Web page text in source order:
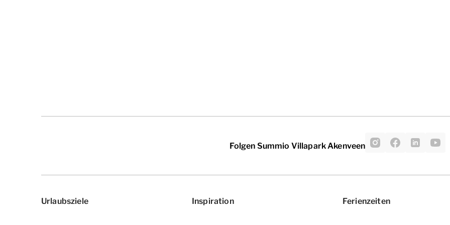
Folgen Summio Villapark Akenveen
Urlaubsziele Inspiration Ferienzeiten